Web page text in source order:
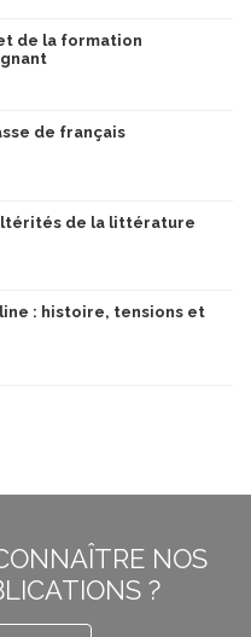
de la formation
de français
de la littérature
: histoire, tensions et
NOS
?